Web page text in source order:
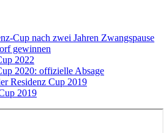
Cup nach zwei Jahren Zwangspause
gewinnen
2022
2020: offizielle Absage
Residenz Cup 2019
2019